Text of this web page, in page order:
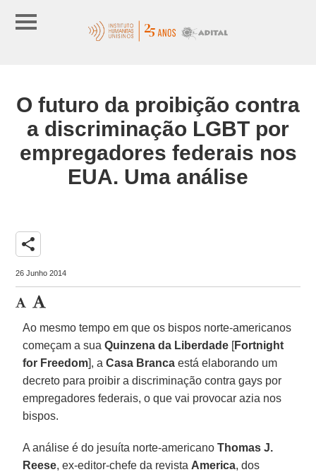
O futuro da proibição contra
a discriminação LGBT por
empregadores federais nos
EUA. Uma análise
share
26 Junho 2014
Ao mesmo tempo em que os bispos norte-americanos
começam a suaQuinzena da Liberdade [Fortnight
for Freedom], aCasa Branca está elaborando um
decreto para proibir a discriminação contra gays por
empregadores federais, o que vai provocar azia nos
bispos.
A análise é do jesuíta norte-americanoThomas J.
Reese, ex-editor-chefe da revista America, dos